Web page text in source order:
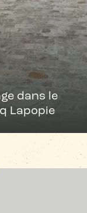
dans le
Lapopie